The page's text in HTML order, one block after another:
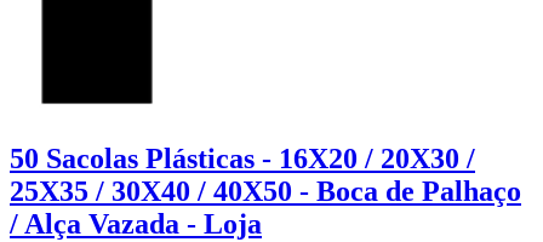
50 Sacolas Plásticas - 16X20 / 20X30 /
25X35 / 30X40 / 40X50 - Boca de Palhaço
/ Alça Vazada - Loja